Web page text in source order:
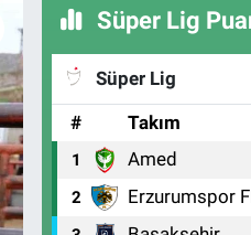
Süper Lig
Süper Lig
#
Takım
1 Amed
2 Erzurumspor